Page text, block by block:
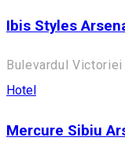
Ibis Styles
Bulevardul
Hotel
Mercure Sibiu